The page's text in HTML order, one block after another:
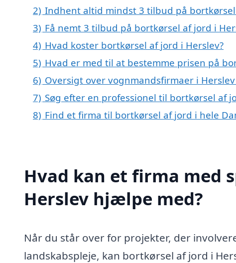
2) Indhent altid mindst 3 tilbud på
3) Få nemt 3 tilbud på bortkørsel af jord i
4) Hvad koster bortkørsel af jord i Herslev?
5) Hvad er med til at bestemme prisen på
6) Oversigt over vognmandsfirmaer i
7) Søg efter en professionel til bortkørsel af
8) Find et firma til bortkørsel af jord i hele
Hvad kan et firma med
Herslev hjælpe med?
Når du står over for projekter, der
landskabspleje, kan bortkørsel af jord i